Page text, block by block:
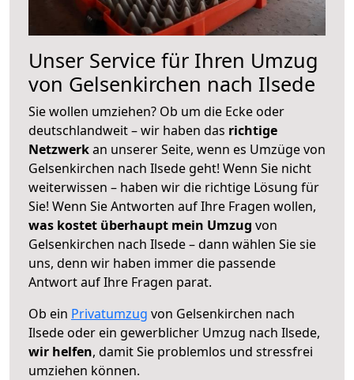
Unser Service für Ihren Umzug
von Gelsenkirchen nach Ilsede
Sie wollen umziehen? Ob um die Ecke oder
deutschlandweit – wir haben das richtige
Netzwerkan unserer Seite, wenn es Umzüge von
Gelsenkirchen nach Ilsede geht! Wenn Sie nicht
weiterwissen – haben wir die richtige Lösung für
Sie! Wenn Sie Antworten auf Ihre Fragen wollen,
was kostet überhaupt mein Umzug von
Gelsenkirchen nach Ilsede – dann wählen Sie sie
uns, denn wir haben immer die passende
Antwort auf Ihre Fragen parat.
Ob ein Privatumzug von Gelsenkirchen nach
Ilsede oder ein gewerblicher Umzug nach Ilsede,
wir helfen, damit Sie problemlos und stressfrei
umziehen können.